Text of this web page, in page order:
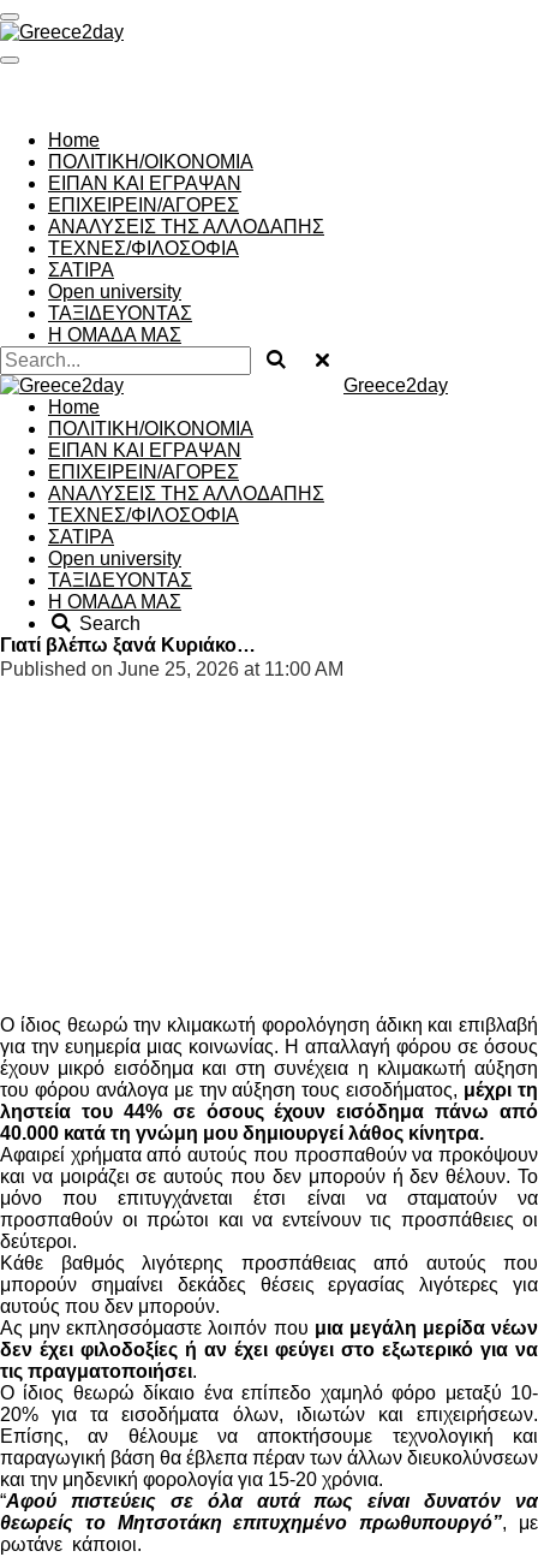
Skip
to
main
Home
ΠΟΛΙΤΙΚΗ/ΟΙΚΟΝΟΜΙΑ
ΕΙΠΑΝ ΚΑΙ ΕΓΡΑΨΑΝ
ΕΠΙΧΕΙΡΕΙΝ/ΑΓΟΡΕΣ
ΑΝΑΛΥΣΕΙΣ ΤΗΣ ΑΛΛΟΔΑΠΗΣ
ΤΕΧΝΕΣ/ΦΙΛΟΣΟΦΙΑ
ΣΑΤΙΡΑ
Open university
ΤΑΞΙΔΕΥΟΝΤΑΣ
Η ΟΜΑΔΑ ΜΑΣ
Greece2day
Home
ΠΟΛΙΤΙΚΗ/ΟΙΚΟΝΟΜΙΑ
ΕΙΠΑΝ ΚΑΙ ΕΓΡΑΨΑΝ
ΕΠΙΧΕΙΡΕΙΝ/ΑΓΟΡΕΣ
ΑΝΑΛΥΣΕΙΣ ΤΗΣ ΑΛΛΟΔΑΠΗΣ
ΤΕΧΝΕΣ/ΦΙΛΟΣΟΦΙΑ
ΣΑΤΙΡΑ
Open university
ΤΑΞΙΔΕΥΟΝΤΑΣ
Η ΟΜΑΔΑ ΜΑΣ
Search
Γιατί βλέπω ξανά Κυριάκο…
Published on June 25, 2026 at 11:00 AM
Ο ίδιος θεωρώ την κλιμακωτή φορολόγηση άδικη και επιβλαβή
για την ευημερία μιας κοινωνίας. Η απαλλαγή φόρου σε όσους
έχουν μικρό εισόδημα και στη συνέχεια η κλιμακωτή αύξηση
του φόρου ανάλογα με την αύξηση τους εισοδήματος, μέχρι τη
ληστεία του 44% σε όσους έχουν εισόδημα πάνω από
40.000 κατά τη γνώμη μου δημιουργεί λάθος κίνητρα.
Αφαιρεί χρήματα από αυτούς που προσπαθούν να προκόψουν
και να μοιράζει σε αυτούς που δεν μπορούν ή δεν θέλουν. Το
μόνο που επιτυγχάνεται έτσι είναι να σταματούν να
προσπαθούν οι πρώτοι και να εντείνουν τις προσπάθειες οι
δεύτεροι.
Κάθε βαθμός λιγότερης προσπάθειας από αυτούς που
μπορούν σημαίνει δεκάδες θέσεις εργασίας λιγότερες για
αυτούς που δεν μπορούν.
Ας μην εκπλησσόμαστε λοιπόν που μια μεγάλη μερίδα νέων
δεν έχει φιλοδοξίες ή αν έχει φεύγει στο εξωτερικό για να
τις πραγματοποιήσει.
Ο ίδιος θεωρώ δίκαιο ένα επίπεδο χαμηλό φόρο μεταξύ 10-
20% για τα εισοδήματα όλων, ιδιωτών και επιχειρήσεων.
Επίσης, αν θέλουμε να αποκτήσουμε τεχνολογική και
παραγωγική βάση θα έβλεπα πέραν των άλλων διευκολύνσεων
και την μηδενική φορολογία για 15-20 χρόνια.
“Αφού πιστεύεις σε όλα αυτά πως είναι δυνατόν να
θεωρείς το Μητσοτάκη επιτυχημένο πρωθυπουργό”, με
ρωτάνε κάποιοι.